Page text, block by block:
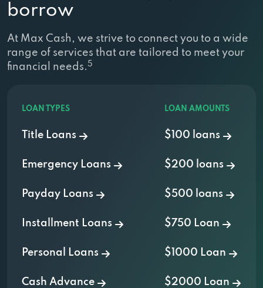
1100 S 30th St # 102, Manitowoc, WI 54220
628 S 8th St, Medford, WI 54451
2755 S 108th St, West Allis, WI 53227
borrow
At Max Cash, we strive to connect you to a wide
range of services that are tailored to meet your
financial needs. 5
LOAN TYPES
Title Loans
Emergency Loans
Payday Loans
Installment Loans
Personal Loans
Cash Advance
LOAN AMOUNTS
$100 loans
$200 loans
$500 loans
$750 Loan
$1000 Loan
$2000 Loan